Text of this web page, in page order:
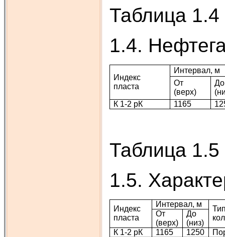
Таблица 1.4
1.4.
Индекс
пласта
Интервал, м
От
(верх)
До
К 1-2 рК
1165
Таблица 1.5
1.5.
Индекс
пласта
Интервал, м
От
(верх)
До
(низ)
К 1-2 рК
1165 1250